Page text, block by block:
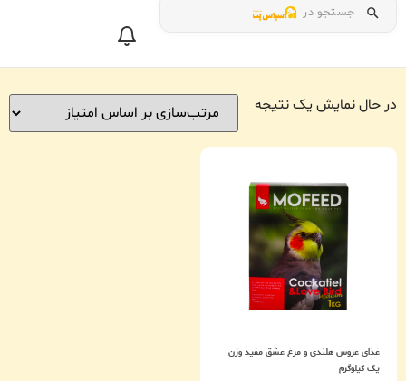
جستجو در
در حال نمایش یک نتیجه
غذای عروس هلندی و مرغ عشق مفید وزن
یک کیلوگرم